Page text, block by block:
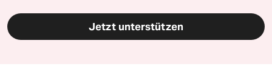
Jetzt unterstützen